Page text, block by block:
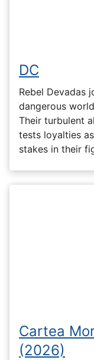
DC
Rebel Devadas
dangerous
Their turbulent
tests loyalties
stakes in their
Cartea
(2026)